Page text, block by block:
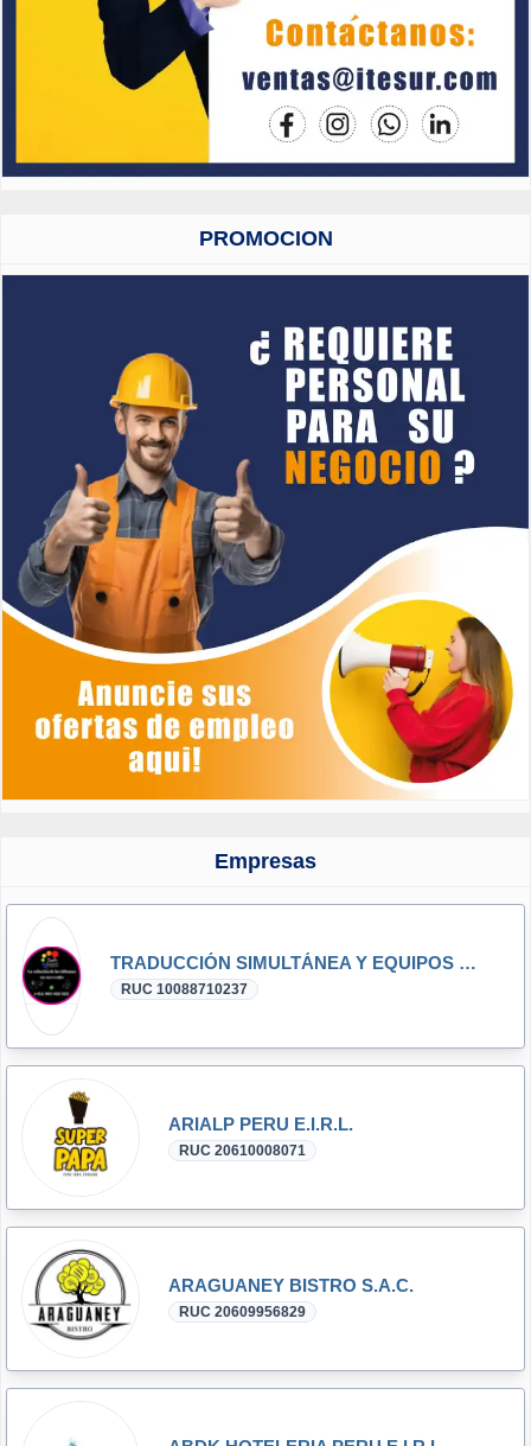
PROMOCION
Empresas
TRADUCCIÓN SIMULTÁNEA Y EQUIPOS DE INTERPRETACIÓN LIMA PERU C. 993422523
RUC 10088710237
ARIALP PERU E.I.R.L.
RUC 20610008071
ARAGUANEY BISTRO S.A.C.
RUC 20609956829